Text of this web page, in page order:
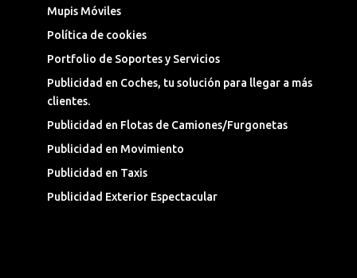
Mupis Móviles
Política de cookies
Portfolio de Soportes y Servicios
Publicidad en Coches, tu solución para llegar a más
clientes.
Publicidad en Flotas de Camiones/Furgonetas
Publicidad en Movimiento
Publicidad en Taxis
Publicidad Exterior Espectacular